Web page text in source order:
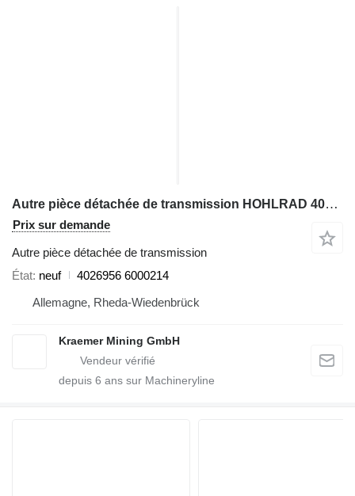
Autre pièce détachée de transmission HOHLRAD 4026956 pour excavateur Caterpillar
Prix sur demande
Autre pièce détachée de transmission
État neuf
4026956 6000214
Allemagne, Rheda-Wiedenbrück
Kraemer Mining GmbH
depuis 6 ans sur Machineryline